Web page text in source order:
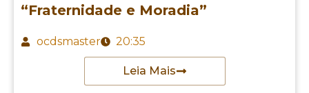
“Fraternidade e Moradia”
ocdsmaster 20:35
Leia Mais